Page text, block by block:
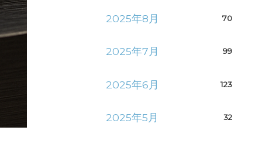
2025年8月 70
2025年7月 99
2025年6月 123
2025年5月 32